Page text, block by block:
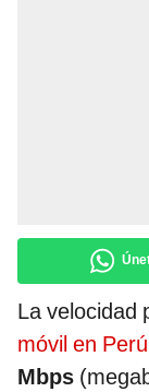
La velocidad
móvil en Perú
Mbps